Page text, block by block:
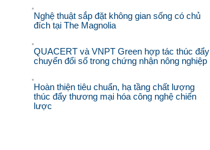
Nghệ thuật sắp đặt không gian sống có chủ
đích tại The Magnolia
QUACERT và VNPT Green hợp tác thúc đẩy
chuyển đổi số trong chứng nhận nông nghiệp
Hoàn thiện tiêu chuẩn, hạ tầng chất lượng
thúc đẩy thương mại hóa công nghệ chiến
lược